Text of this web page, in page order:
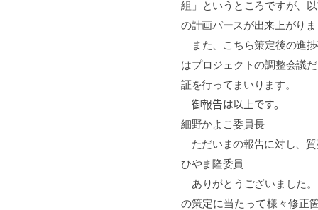
組」というところですが、
の計画パースが出来上がり
また、こちら策定後の進
はプロジェクトの調整会議
証を行ってまいります。
御報告は以上です。
細野かよこ委員長
ただいまの報告に対し、
ひやま隆委員
ありがとうございました
の策定に当たって様々修正